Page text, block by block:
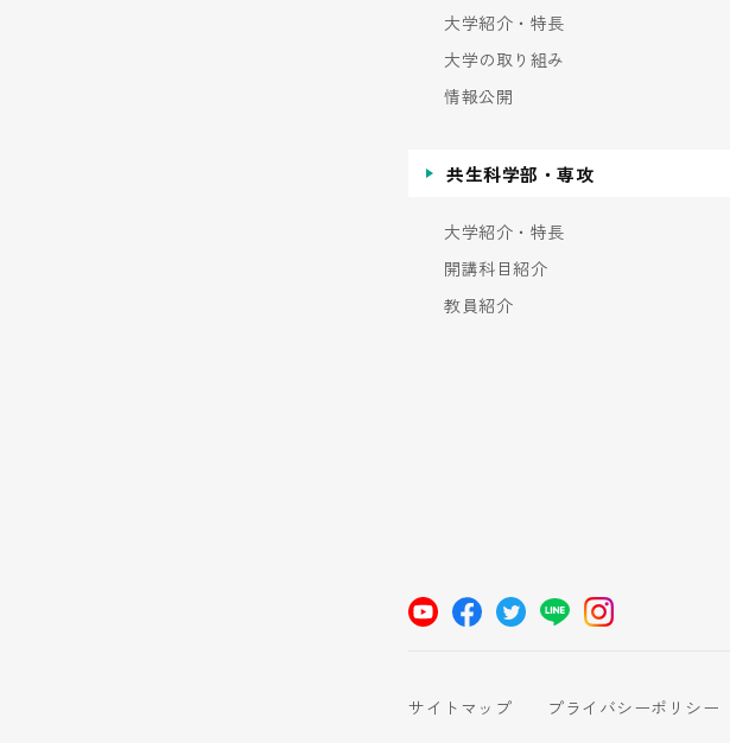
大学紹介・特長
大学の取り組み
情報公開
共生科学部・専攻
大学紹介・特長
開講科目紹介
教員紹介
サイトマップ プライバシーポリシー